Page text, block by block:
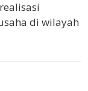
di wilayah